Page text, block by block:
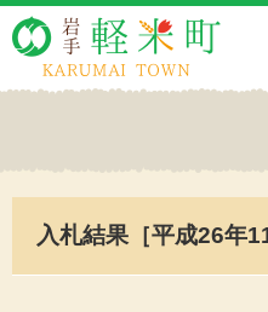
入札結果［平成26年